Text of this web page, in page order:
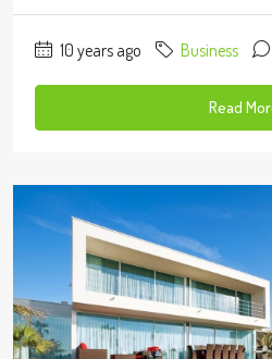
10 years ago Business
Read